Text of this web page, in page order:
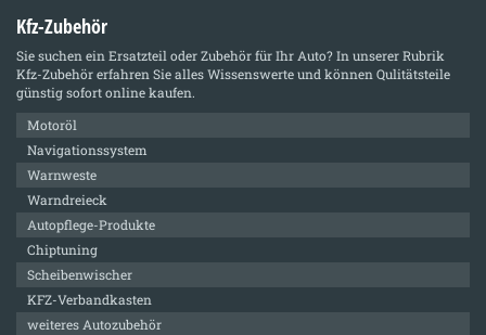
Kfz-Zubehör
Sie suchen ein Ersatzteil oder Zubehör für Ihr Auto? In unserer Rubrik
Kfz-Zubehörerfahren Sie alles Wissenswerte und können Qulitätsteile
günstig sofort online kaufen.
Motoröl
Navigationssystem
Warnweste
Warndreieck
Autopflege-Produkte
Chiptuning
Scheibenwischer
KFZ-Verbandkasten
weiteres Autozubehör